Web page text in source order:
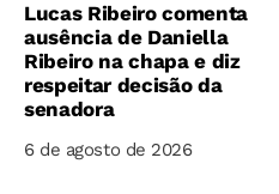
Lucas Ribeiro comenta
ausência de Daniella
Ribeiro na chapa e diz
respeitar decisão da
senadora
6 de agosto de 2026